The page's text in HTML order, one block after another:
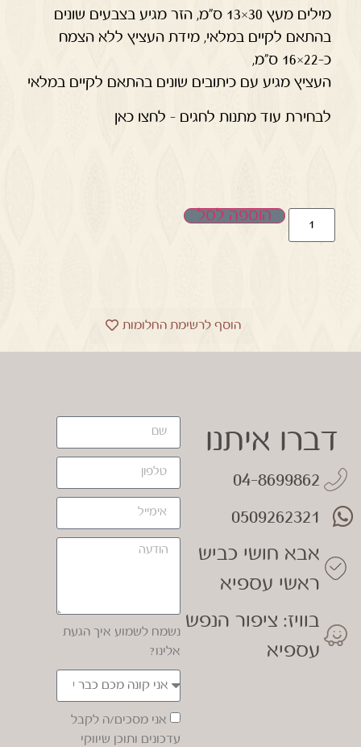
מילים מעץ 30×13 ס"מ, הזר מגיע בצבעים שונים
בהתאם לקיים במלאי, מידת העציץ ללא הצמח
כ-22×16 ס"מ,
העציץ מגיע עם כיתובים שונים בהתאם לקיים במלאי
לבחירת עוד מתנות לחגים – לחצו כאן
הוספה לסל
הוסף לרשימת החלומות
דברו איתנו
04-8699862
0509262321
אבא חושי כביש
ראשי עספיא
בוויז: ציפור הנפש
עספיא
נשמח לשמוע איך הגעת
אלינו?
אני מסכים/ה לקבל
עדכונים ותוכן שיווקי